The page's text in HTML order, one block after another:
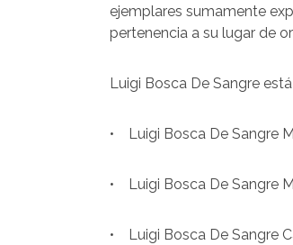
ejemplares sumamente
pertenencia a su lugar de
Luigi Bosca De Sangre
• Luigi Bosca De Sangre
• Luigi Bosca De Sangre
• Luigi Bosca De Sangre